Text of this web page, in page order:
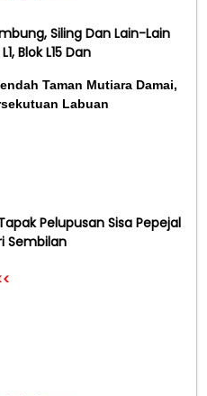
Siling Dan Lain-Lain
Blok L15 Dan
Taman Mutiara Damai,
Labuan
Pelupusan Sisa Pepejal
Sembilan